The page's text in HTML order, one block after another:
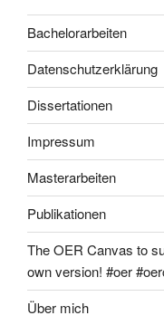
Bachelorarbeiten
Datenschutzerklärung
Dissertationen
Impressum
Masterarbeiten
Publikationen
The OER Canvas to
own version! #oer
Über mich